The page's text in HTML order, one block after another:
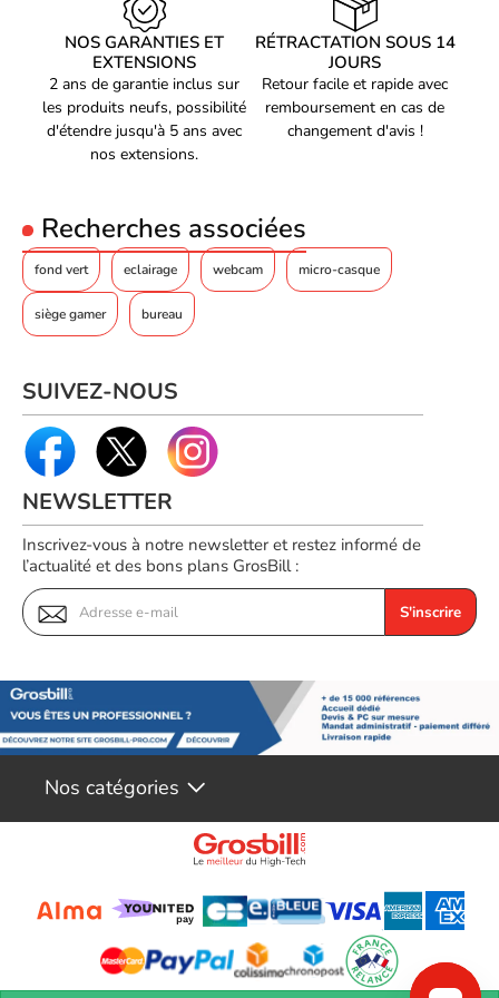
Référence constructeur
MHDD01AA22
Voir produits Cooler Master
Voir les accessoire streaming / vlogging Cooler Master
NOS GARANTIES ET
EXTENSIONS
2 ans de garantie inclus sur
les produits neufs, possibilité
d'étendre jusqu'à 5 ans avec
nos extensions.
RÉTRACTATION SOUS 14
JOURS
Retour facile et rapide avec
remboursement en cas de
changement d'avis !
Recherches associées
fond vert eclairage webcam micro-casque
siège gamer bureau
SUIVEZ-NOUS
NEWSLETTER
Inscrivez-vous à notre newsletter et restez informé de
l’actualité et des bons plans GrosBill :
S'inscrire
Nos catégories